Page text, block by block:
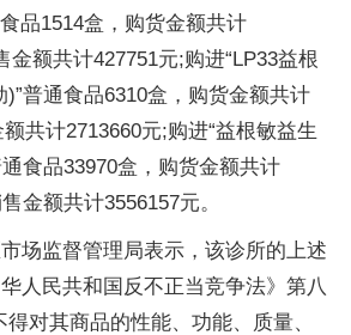
品1514盒，购货金额共计
金额共计427751元;购进“LP33益根
普通食品6310盒，购货金额共计
共计2713660元;购进“益根敏益生
食品33970盒，购货金额共计
金额共计3556157元。
场监督管理局表示，该诊所的上述
人民共和国反不正当竞争法》第八
对其商品的性能、功能、质量、